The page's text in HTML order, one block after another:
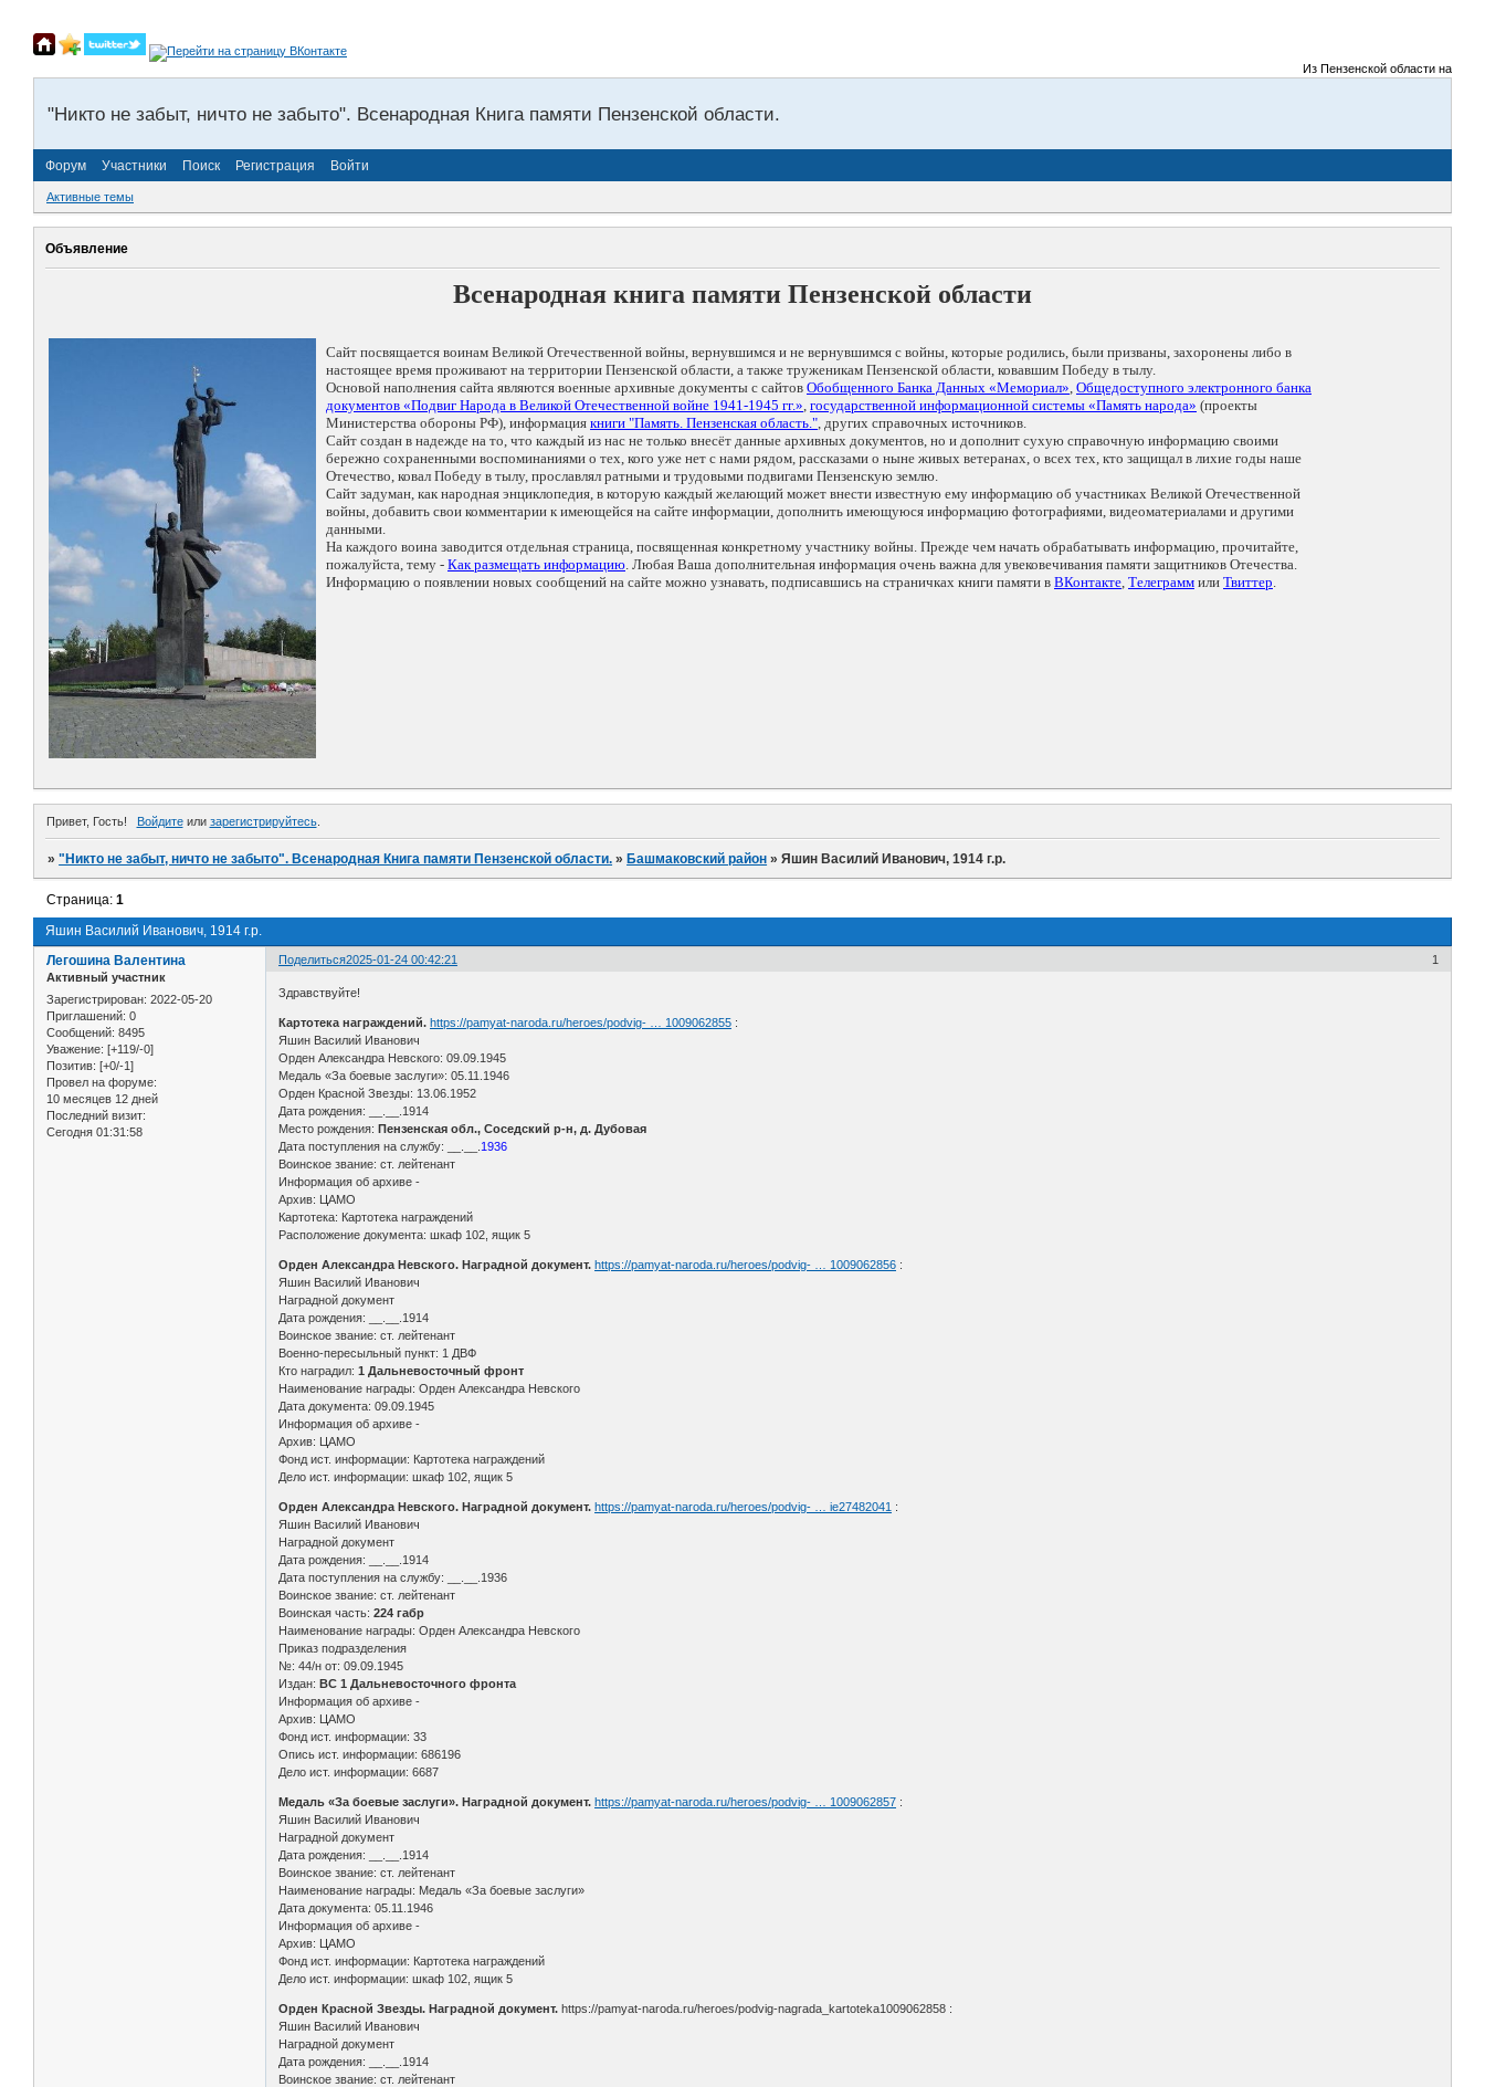
Из Пензенской области на
"Никто не забыт, ничто не забыто". Всенародная Книга памяти Пензенской области.
Форум Участники Поиск Регистрация Войти
Активные темы
Объявление
Всенародная книга памяти Пензенской области
Сайт посвящается воинам Великой Отечественной войны, вернувшимся и не вернувшимся с войны, которые родились, были призваны, захоронены либо в
настоящее время проживают на территории Пензенской области, а также труженикам Пензенской области, ковавшим Победу в тылу.
Основой наполнения сайта являются военные архивные документы с сайтов Обобщенного Банка Данных «Мемориал», Общедоступного электронного банка
документов «Подвиг Народа в Великой Отечественной войне 1941-1945 гг.», государственной информационной системы «Память народа» (проекты
Министерства обороны РФ), информация книги "Память. Пензенская область.", других справочных источников.
Сайт создан в надежде на то, что каждый из нас не только внесёт данные архивных документов, но и дополнит сухую справочную информацию своими
бережно сохраненными воспоминаниями о тех, кого уже нет с нами рядом, рассказами о ныне живых ветеранах, о всех тех, кто защищал в лихие годы наше
Отечество, ковал Победу в тылу, прославлял ратными и трудовыми подвигами Пензенскую землю.
Сайт задуман, как народная энциклопедия, в которую каждый желающий может внести известную ему информацию об участниках Великой Отечественной
войны, добавить свои комментарии к имеющейся на сайте информации, дополнить имеющуюся информацию фотографиями, видеоматериалами и другими
данными.
На каждого воина заводится отдельная страница, посвященная конкретному участнику войны. Прежде чем начать обрабатывать информацию, прочитайте,
пожалуйста, тему - Как размещать информацию. Любая Ваша дополнительная информация очень важна для увековечивания памяти защитников Отечества.
Информацию о появлении новых сообщений на сайте можно узнавать, подписавшись на страничках книги памяти в ВКонтакте, Телеграмм или Твиттер.
Привет, Гость! Войдитеили зарегистрируйтесь.
»"Никто не забыт, ничто не забыто". Всенародная Книга памяти Пензенской области. » Башмаковский район »Яшин Василий Иванович, 1914 г.р.
Яшин Василий Иванович, 1914 г.р.
Страница:1
Поделиться 1
2025-01-24 00:42:21
Легошина Валентина
Активный участник
Зарегистрирован: 2022-05-20
Приглашений: 0
Сообщений: 8495
Уважение: [+119/-0]
Позитив: [+0/-1]
Провел на форуме:
10 месяцев 12 дней
Последний визит:
Сегодня 01:31:58
Здравствуйте!
Картотека награждений. https://pamyat-naroda.ru/heroes/podvig- … 1009062855 :
Яшин Василий Иванович
Орден Александра Невского: 09.09.1945
Медаль «За боевые заслуги»: 05.11.1946
Орден Красной Звезды: 13.06.1952
Дата рождения: __.__.1914
Место рождения:Пензенская обл., Соседский р-н, д. Дубовая
Дата поступления на службу: __.__. 1936
Воинское звание: ст. лейтенант
Информация об архиве -
Архив: ЦАМО
Картотека: Картотека награждений
Расположение документа: шкаф 102, ящик 5
Орден Александра Невского. Наградной документ. https://pamyat-naroda.ru/heroes/podvig- … 1009062856 :
Яшин Василий Иванович
Наградной документ
Дата рождения: __.__.1914
Воинское звание: ст. лейтенант
Военно-пересыльный пункт: 1 ДВФ
Кто наградил:1 Дальневосточный фронт
Наименование награды: Орден Александра Невского
Дата документа: 09.09.1945
Информация об архиве -
Архив: ЦАМО
Фонд ист. информации: Картотека награждений
Дело ист. информации: шкаф 102, ящик 5
Орден Александра Невского. Наградной документ. https://pamyat-naroda.ru/heroes/podvig- … ie27482041 :
Яшин Василий Иванович
Наградной документ
Дата рождения: __.__.1914
Дата поступления на службу: __.__.1936
Воинское звание: ст. лейтенант
Воинская часть: 224 габр
Наименование награды: Орден Александра Невского
Приказ подразделения
№: 44/н от: 09.09.1945
Издан:ВС 1 Дальневосточного фронта
Информация об архиве -
Архив: ЦАМО
Фонд ист. информации: 33
Опись ист. информации: 686196
Дело ист. информации: 6687
Медаль «За боевые заслуги». Наградной документ. https://pamyat-naroda.ru/heroes/podvig- … 1009062857 :
Яшин Василий Иванович
Наградной документ
Дата рождения: __.__.1914
Воинское звание: ст. лейтенант
Наименование награды: Медаль «За боевые заслуги»
Дата документа: 05.11.1946
Информация об архиве -
Архив: ЦАМО
Фонд ист. информации: Картотека награждений
Дело ист. информации: шкаф 102, ящик 5
Орден Красной Звезды. Наградной документ.https://pamyat-naroda.ru/heroes/podvig-nagrada_kartoteka1009062858 :
Яшин Василий Иванович
Наградной документ
Дата рождения: __.__.1914
Воинское звание: ст. лейтенант